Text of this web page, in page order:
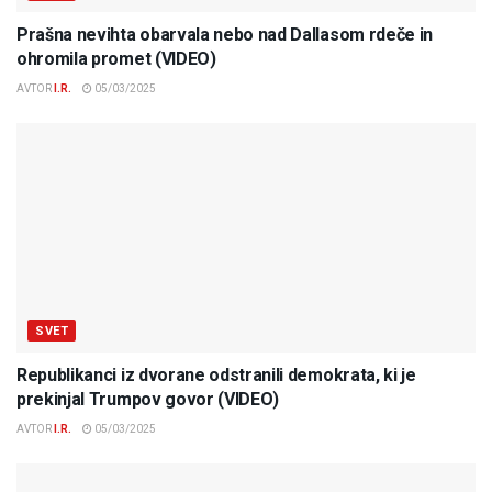
Prašna nevihta obarvala nebo nad Dallasom rdeče in
ohromila promet (VIDEO)
AVTOR I.R. 05/03/2025
SVET
Republikanci iz dvorane odstranili demokrata, ki je
prekinjal Trumpov govor (VIDEO)
AVTOR I.R. 05/03/2025